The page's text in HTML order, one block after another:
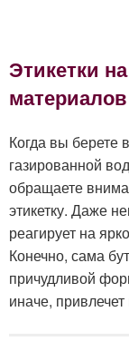
Этикетки
материалов
Когда вы берете
газированной
обращаете
этикетку. Даже
реагирует на
Конечно, сама
причудливой
иначе,